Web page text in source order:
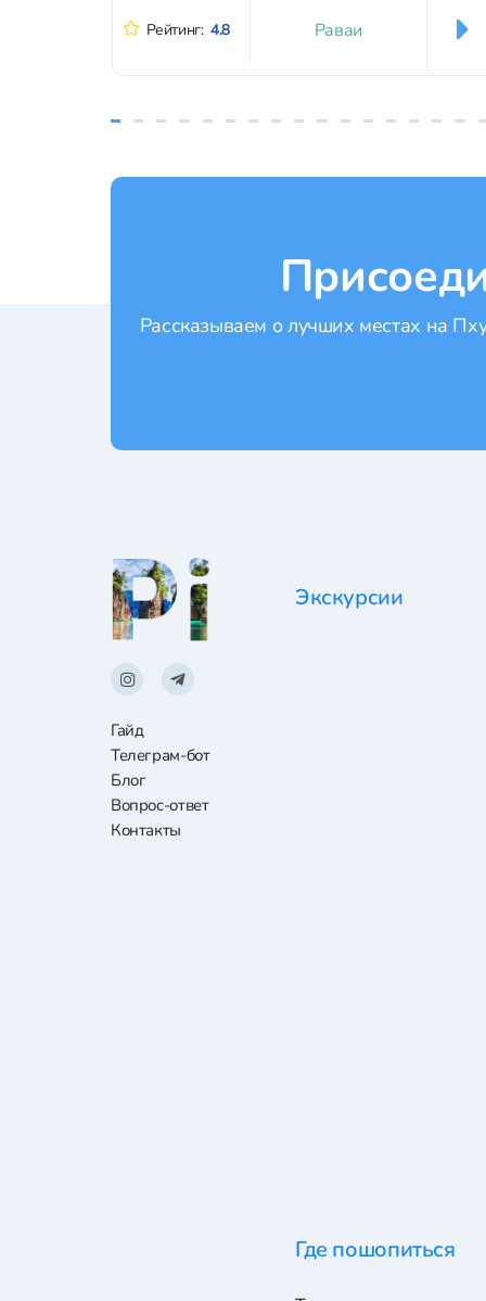
Рейтинг: 4.8 Раваи
Рассказываем о лучших местах на
Гайд
Телеграм-бот
Блог
Вопрос-ответ
Контакты
Экскурсии
Где пошопиться